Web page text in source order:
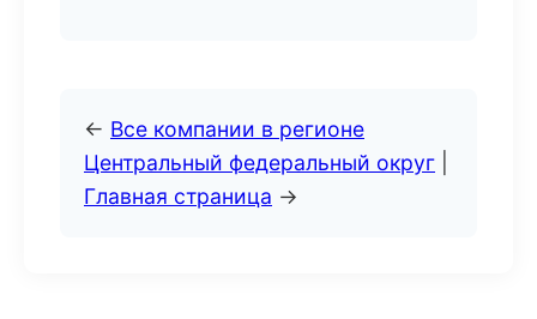
← Все компании в регионе
Центральный федеральный округ
Главная страница →